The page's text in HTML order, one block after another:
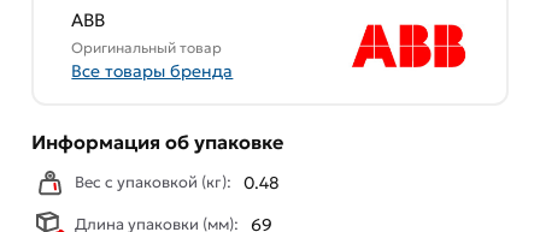
ABB
Оригинальный товар
Все товары бренда
Информация об упаковке
Вес с упаковкой (кг): 0.48
Длина упаковки (мм): 69